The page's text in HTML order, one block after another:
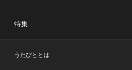
特集
うたびととは